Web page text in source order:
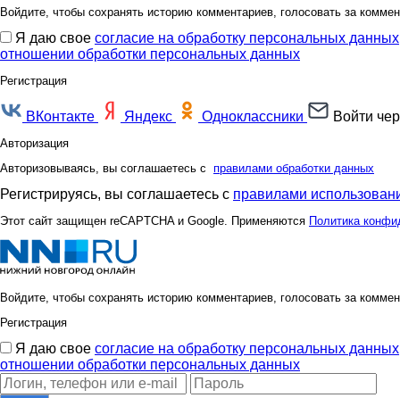
Войдите, чтобы сохранять историю комментариев, голосовать за
Я даю свое согласие на обработку персональных данных
отношении обработки персональных данных
Регистрация
ВКонтакте Яндекс Одноклассники Войти
Авторизация
Авторизовываясь, вы соглашаетесь с правилами обработки данных
Регистрируясь, вы соглашаетесь с правилами
Этот сайт защищен reCAPTCHA и Google. Применяются Политика
Войдите, чтобы сохранять историю комментариев, голосовать за
Регистрация
Я даю свое согласие на обработку персональных данных
отношении обработки персональных данных